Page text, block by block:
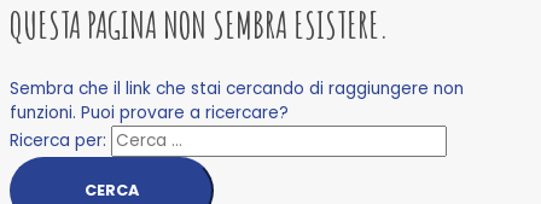
QUESTA PAGINA NON SEMBRA ESISTERE.
Sembra che il link che stai cercando di raggiungere non
funzioni. Puoi provare a ricercare?
Ricerca per: